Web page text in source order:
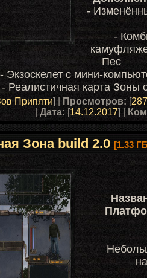
-
-
Пес
-Экзоскелет с мини-
- Реалистичная карта Зоны
Припяти] | Просмотров: [
| Дата: [14.12.2017] |
Зона build 2.0 [1.33